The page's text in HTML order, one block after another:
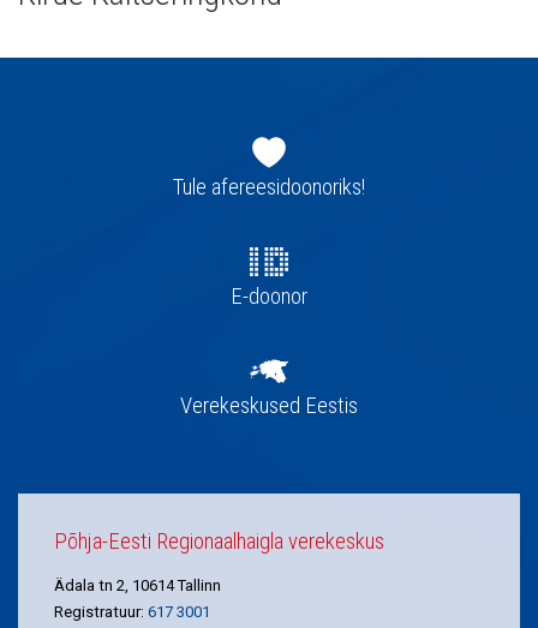
navigatsioonTule afereesidoonoriks!
E-doonor
Verekeskused Eestis
Põhja-Eesti Regionaalhaigla verekeskus
Ädala tn 2, 10614 Tallinn
Registratuur: 617 3001